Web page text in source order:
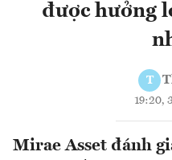
được hưởng
T
19:20,
Mirae Asset đánh